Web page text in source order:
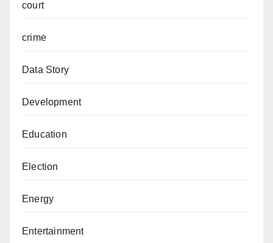
court
crime
Data Story
Development
Education
Election
Energy
Entertainment